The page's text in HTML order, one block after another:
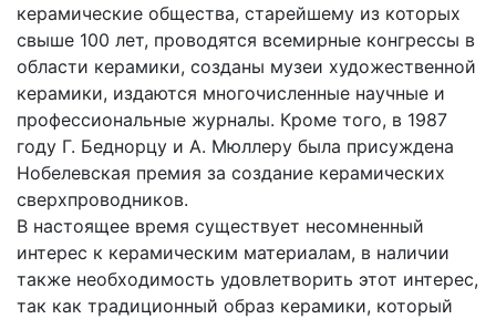
керамические общества, старейшему из которых
свыше 100 лет, проводятся всемирные конгрессы в
области керамики, созданы музеи художественной
керамики, издаются многочисленные научные и
профессиональные журналы. Кроме того, в 1987
году Г. Беднорцу и А. Мюллеру была присуждена
Нобелевская премия за создание керамических
сверхпроводников.
В настоящее время существует несомненный
интерес к керамическим материалам, в наличии
также необходимость удовлетворить этот интерес,
так как традиционный образ керамики, который